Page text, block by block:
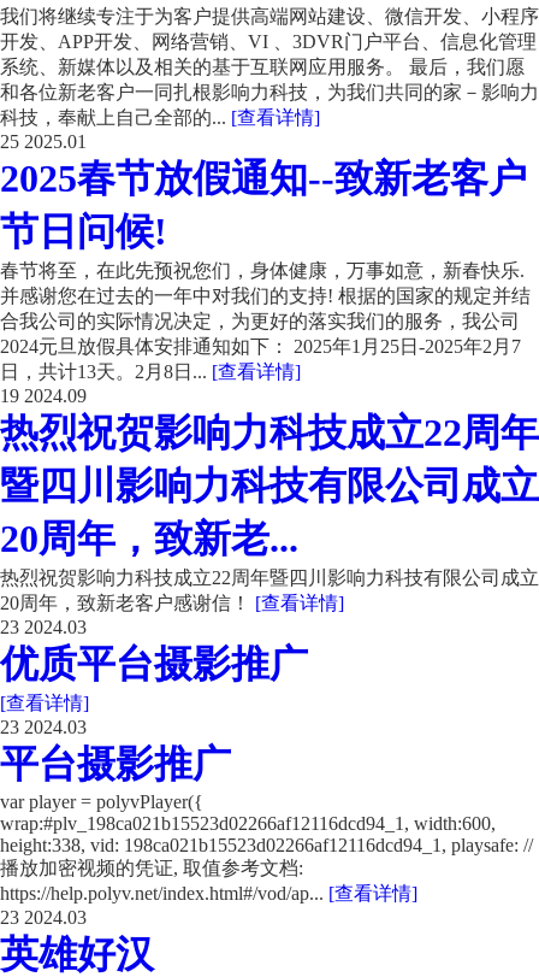
我们将继续专注于为客户提供高端网站建设、微信开发、小程序
开发、APP开发、网络营销、VI 、3DVR门户平台、信息化管理
系统、新媒体以及相关的基于互联网应用服务。 最后，我们愿
和各位新老客户一同扎根影响力科技，为我们共同的家－影响力
科技，奉献上自己全部的... [查看详情]
25 2025.01
2025春节放假通知--致新老客户
节日问候!
春节将至，在此先预祝您们，身体健康，万事如意，新春快乐.
并感谢您在过去的一年中对我们的支持! 根据的国家的规定并结
合我公司的实际情况决定，为更好的落实我们的服务，我公司
2024元旦放假具体安排通知如下： 2025年1月25日-2025年2月7
日，共计13天。2月8日... [查看详情]
19 2024.09
热烈祝贺影响力科技成立22周年
暨四川影响力科技有限公司成立
20周年，致新老...
热烈祝贺影响力科技成立22周年暨四川影响力科技有限公司成立
20周年，致新老客户感谢信！ [查看详情]
23 2024.03
优质平台摄影推广
[查看详情]
23 2024.03
平台摄影推广
var player = polyvPlayer({
wrap:#plv_198ca021b15523d02266af12116dcd94_1, width:600,
height:338, vid: 198ca021b15523d02266af12116dcd94_1, playsafe: //
播放加密视频的凭证, 取值参考文档:
https://help.polyv.net/index.html#/vod/ap... [查看详情]
23 2024.03
英雄好汉